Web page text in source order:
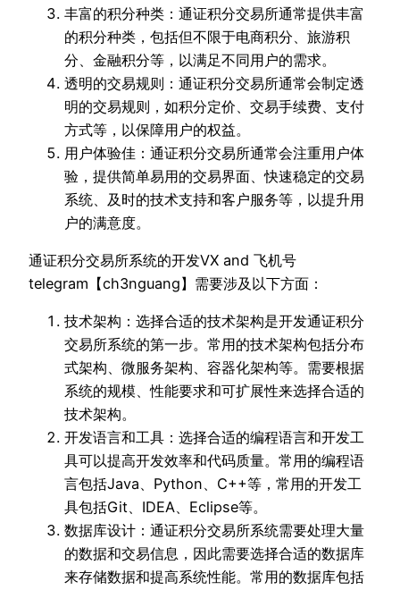
丰富的积分种类：通证积分交易所通常提供丰富
的积分种类，包括但不限于电商积分、旅游积
分、金融积分等，以满足不同用户的需求。
透明的交易规则：通证积分交易所通常会制定透
明的交易规则，如积分定价、交易手续费、支付
方式等，以保障用户的权益。
用户体验佳：通证积分交易所通常会注重用户体
验，提供简单易用的交易界面、快速稳定的交易
系统、及时的技术支持和客户服务等，以提升用
户的满意度。
通证积分交易所系统的开发VX and 飞机号
telegram【ch3nguang】需要涉及以下方面：
技术架构：选择合适的技术架构是开发通证积分
交易所系统的第一步。常用的技术架构包括分布
式架构、微服务架构、容器化架构等。需要根据
系统的规模、性能要求和可扩展性来选择合适的
技术架构。
开发语言和工具：选择合适的编程语言和开发工
具可以提高开发效率和代码质量。常用的编程语
言包括Java、Python、C++等，常用的开发工
具包括Git、IDEA、Eclipse等。
数据库设计：通证积分交易所系统需要处理大量
的数据和交易信息，因此需要选择合适的数据库
来存储数据和提高系统性能。常用的数据库包括